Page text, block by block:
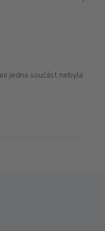
jedna součást nebyla